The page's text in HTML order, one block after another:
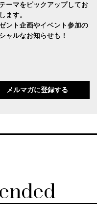
ーマをピックアップしてお
ます。
ント企画やイベント参加の
ャルなお知らせも！
メルマガに登録する